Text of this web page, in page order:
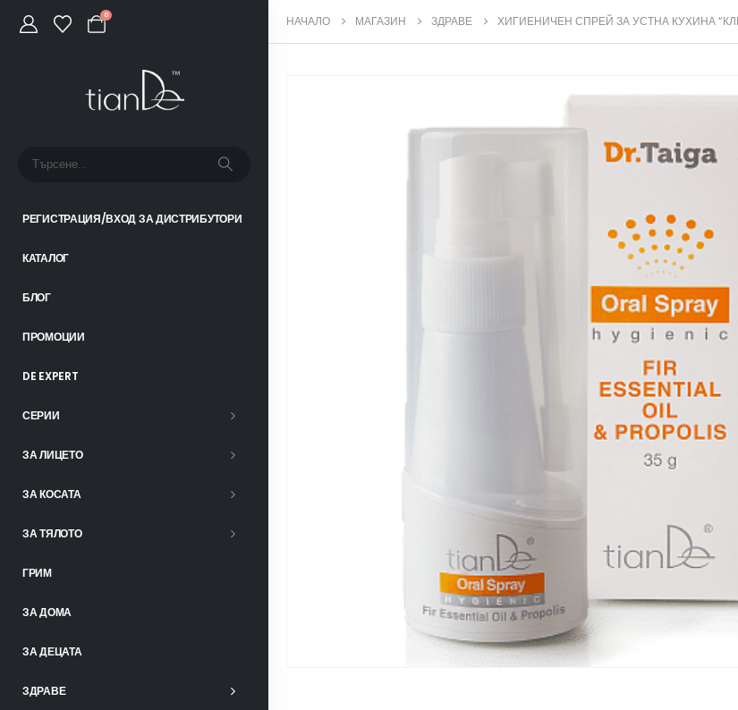
0
РЕГИСТРАЦИЯ/ВХОД ЗА ДИСТРИБУТОРИ
КАТАЛОГ
БЛОГ
ПРОМОЦИИ
DE EXPERT
СЕРИИ
ЗА ЛИЦЕТО
ЗА КОСАТА
ЗА ТЯЛОТО
ГРИМ
ЗА ДОМА
ЗА ДЕЦАТА
ЗДРАВЕ
НАЧАЛО МАГАЗИН ЗДРАВЕ ХИГИЕНИЧЕН СПРЕЙ ЗА УСТНА КУХИНА